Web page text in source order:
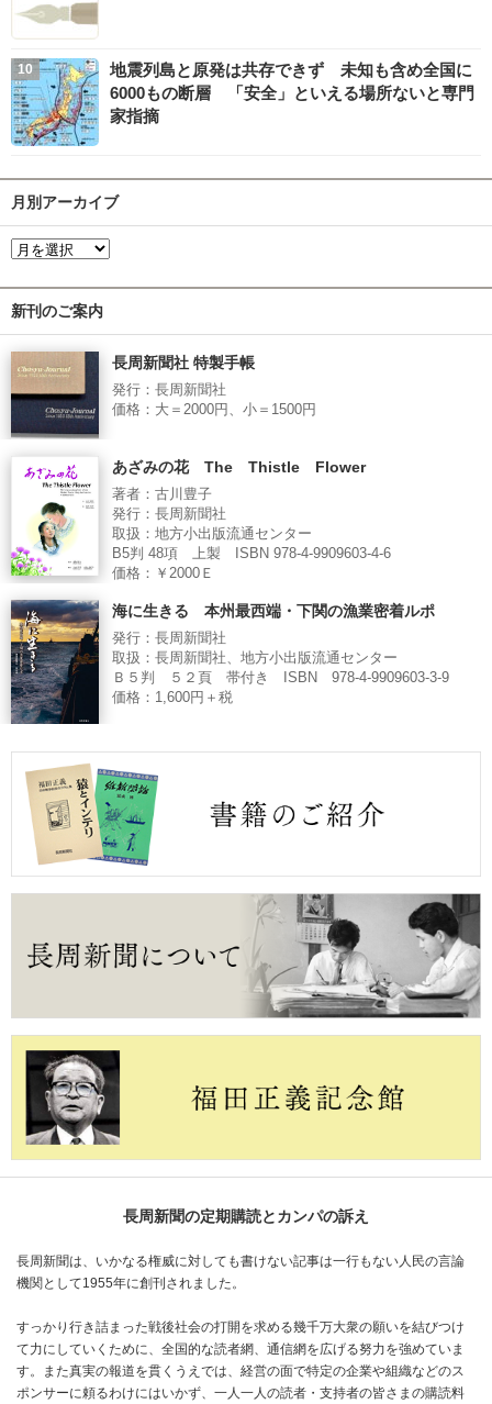
地震列島と原発は共存できず 未知も含め全国に
6000もの断層 「安全」といえる場所ないと専門
家指摘
月別アーカイブ
新刊のご案内
長周新聞社 特製手帳
発行：長周新聞社
価格：大＝2000円、小＝1500円
あざみの花 The Thistle Flower
著者：古川豊子
発行：長周新聞社
取扱：地方小出版流通センター
B5判 48項 上製 ISBN 978-4-9909603-4-6
価格：￥2000Ｅ
海に生きる 本州最西端・下関の漁業密着ルポ
発行：長周新聞社
取扱：長周新聞社、地方小出版流通センター
Ｂ５判 ５２頁 帯付き ISBN 978-4-9909603-3-9
価格：1,600円＋税
長周新聞の定期購読とカンパの訴え
長周新聞は、いかなる権威に対しても書けない記事は一行もない人民の言論
機関として1955年に創刊されました。
すっかり行き詰まった戦後社会の打開を求める幾千万大衆の願いを結びつけ
て力にしていくために、全国的な読者網、通信網を広げる努力を強めていま
す。また真実の報道を貫くうえでは、経営の面で特定の企業や組織などのス
ポンサーに頼るわけにはいかず、一人一人の読者・支持者の皆さまの購読料